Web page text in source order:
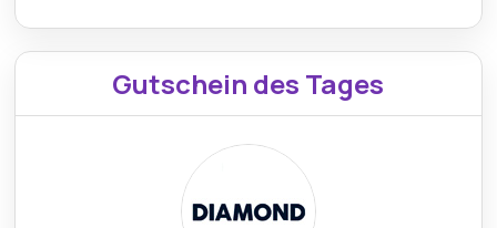
Gutschein des Tages